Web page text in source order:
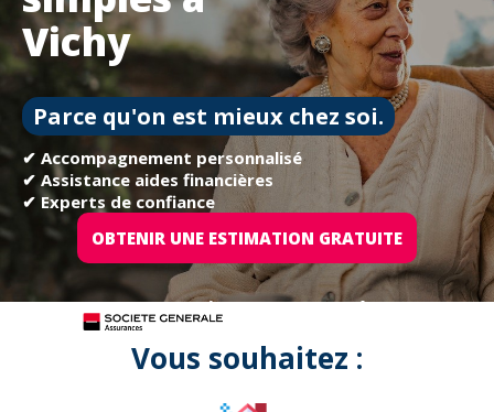
Vichy
Parce qu'on est mieux chez soi.
✔ Accompagnement personnalisé
✔ Assistance aides financières
✔ Experts de confiance
OBTENIR UNE ESTIMATION GRATUITE
Tous nos projets sont assurés par
Vous souhaitez :